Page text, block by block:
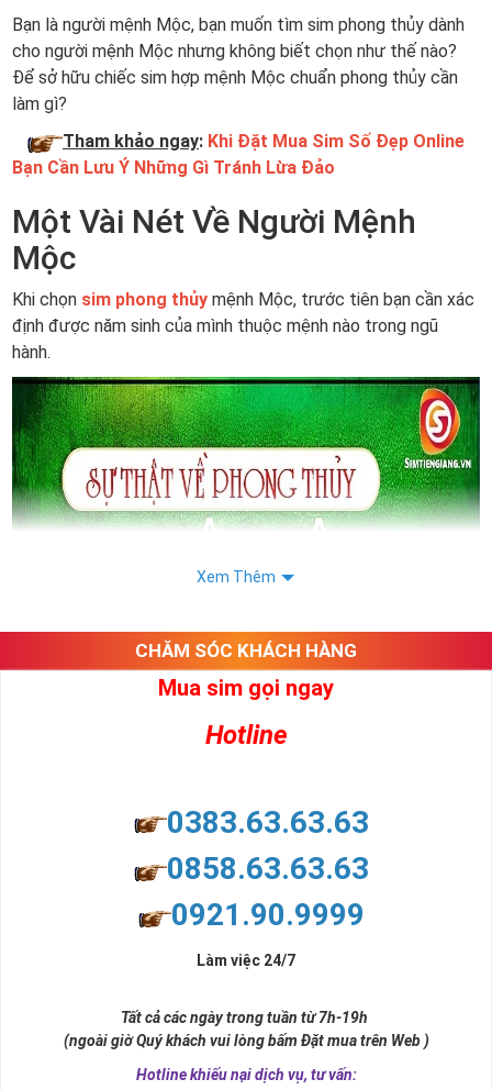
Bạn là người mệnh Mộc, bạn muốn tìm sim phong thủy dành
cho người mệnh Mộc nhưng không biết chọn như thế nào?
Để sở hữu chiếc sim hợp mệnh Mộc chuẩn phong thủy cần
làm gì?
Tham khảo ngay: Khi Đặt Mua Sim Số Đẹp Online
Bạn Cần Lưu Ý Những Gì Tránh Lừa Đảo
Một Vài Nét Về Người Mệnh
Mộc
Khi chọn sim phong thủy mệnh Mộc, trước tiên bạn cần xác
định được năm sinh của mình thuộc mệnh nào trong ngũ
hành.
Người Mệnh Môc Nên Chọn Sim Như Thế Nào?
Nhâm Tý (1972), Quý Sửu (1973) , Canh Thân (1980), Tân Dậu
(1981), Mậu Thìn (1928, 1988), Kỷ Tỵ (1929, 1989), Nhâm
Ngọ (1942, 2002), Quý Mùi (1943, 2003), Canh Dần (1950,
Xem Thêm
CHĂM SÓC KHÁCH HÀNG
Mua sim gọi ngay
Hotline
0383.63.63.63
0858.63.63.63
0921.90.9999
Làm việc 24/7
Tất cả các ngày trong tuần từ 7h-19h
(ngoài giờ Quý khách vui lòng bấm Đặt mua trên Web )
Hotline khiếu nại dịch vụ, tư vấn: